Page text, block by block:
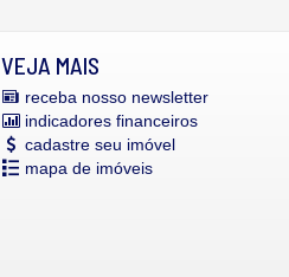
VEJA MAIS
receba nosso newsletter
indicadores financeiros
cadastre seu imóvel
mapa de imóveis